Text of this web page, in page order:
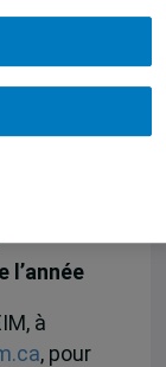
par
l’année
à
, pour